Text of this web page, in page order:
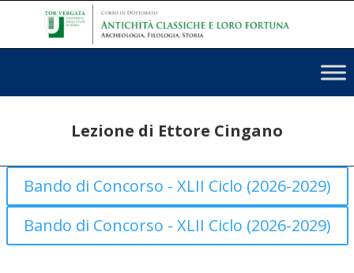
Lezione di Ettore Cingano
Bando di Concorso - XLII Ciclo (2026-2029)
Bando di Concorso - XLII Ciclo (2026-2029)